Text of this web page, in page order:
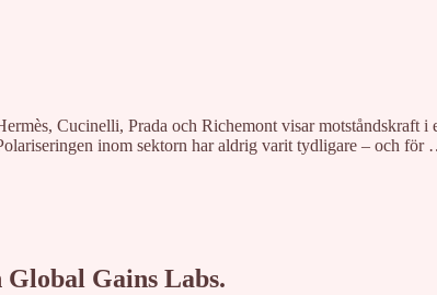
Cucinelli, Prada och Richemont visar motståndskraft
inom sektorn har aldrig varit tydligare – och för
Gains Labs.